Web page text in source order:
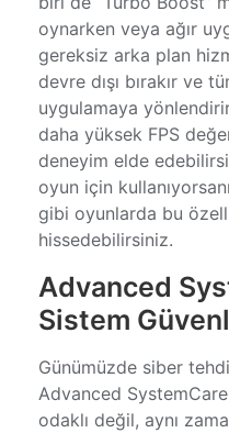
oynarken veya ağır
gereksiz arka plan
devre dışı bırakır ve
uygulamaya
daha yüksek FPS
deneyim elde
oyun için
gibi oyunlarda bu
hissedebilirsiniz.
Advanced
Sistem
Günümüzde siber
Advanced
odaklı değil, aynı